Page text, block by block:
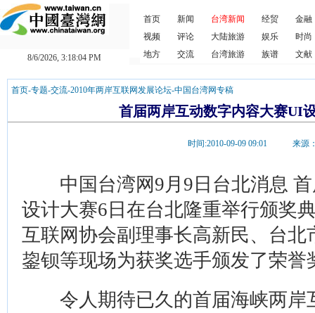
8/6/2026, 3:18:05 PM
首页 新闻 台湾新闻 经贸
金融
视频
评论 大陆旅游 娱乐
时尚
地方
交流 台湾旅游 族谱 文献
首页-专题-交流-2010年两岸互联网发展论坛-中国台湾网专稿
首届两岸互动数字内容大赛UI
时间:2010-09-09 09:01 来源
中国台湾网9月9日台北消息 首
设计大赛6日在台北隆重举行颁奖
互联网协会副理事长高新民、台
鋆钡等现场为获奖选手颁发了荣誉
令人期待已久的首届海峡两岸